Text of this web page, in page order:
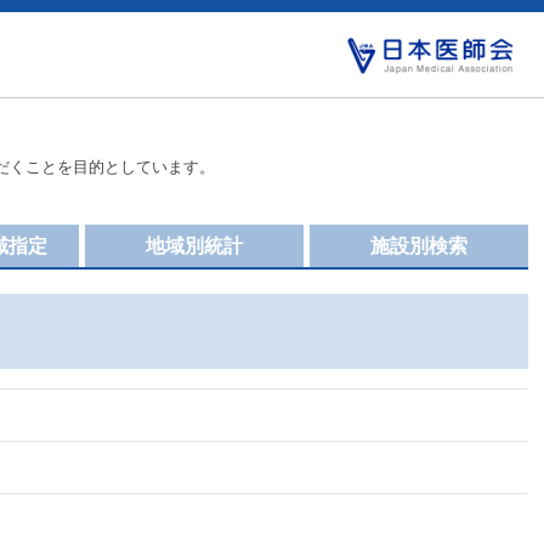
ことを目的としています。
施設別検索
地域別統計
指定